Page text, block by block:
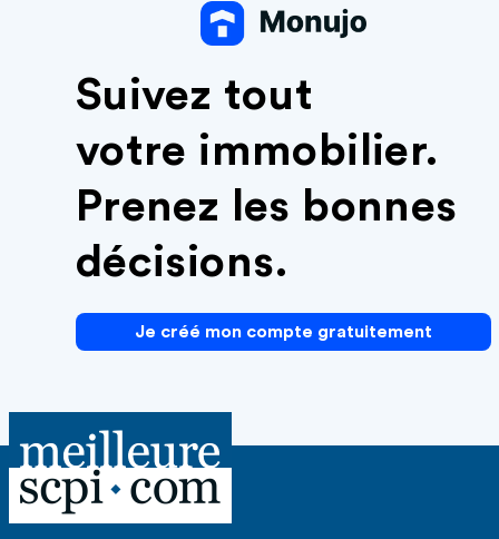
Suivez tout
votre immobilier.
Prenez les bonnes
décisions.
Je créé mon compte gratuitement